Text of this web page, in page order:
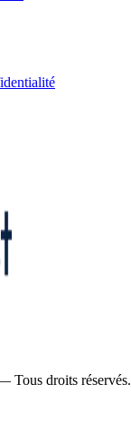
Tous droits réservés.